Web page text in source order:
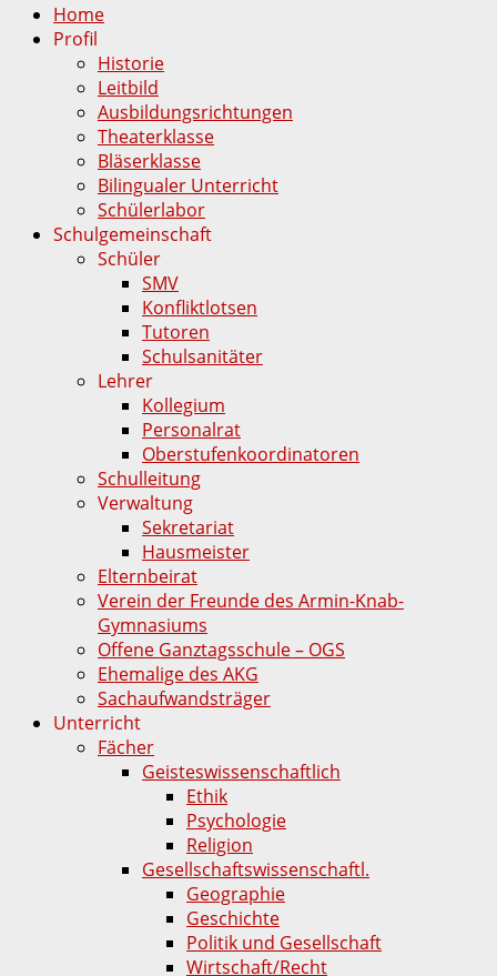
Home
Profil
Historie
Leitbild
Ausbildungsrichtungen
Theaterklasse
Bläserklasse
Bilingualer Unterricht
Schülerlabor
Schulgemeinschaft
Schüler
SMV
Konfliktlotsen
Tutoren
Schulsanitäter
Lehrer
Kollegium
Personalrat
Oberstufenkoordinatoren
Schulleitung
Verwaltung
Sekretariat
Hausmeister
Elternbeirat
Verein der Freunde des Armin-Knab-
Gymnasiums
Offene Ganztagsschule – OGS
Ehemalige des AKG
Sachaufwandsträger
Unterricht
Fächer
Geisteswissenschaftlich
Ethik
Psychologie
Religion
Gesellschaftswissenschaftl.
Geographie
Geschichte
Politik und Gesellschaft
Wirtschaft/Recht